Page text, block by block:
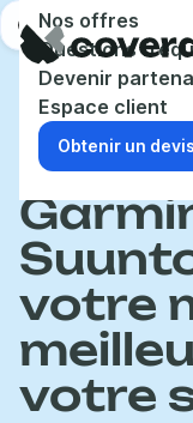
Nos offres
Questions
Devenir
Espace client
Obtenir un devis
Accueil Blog
votre
votre
Aide
Panneau de gestion